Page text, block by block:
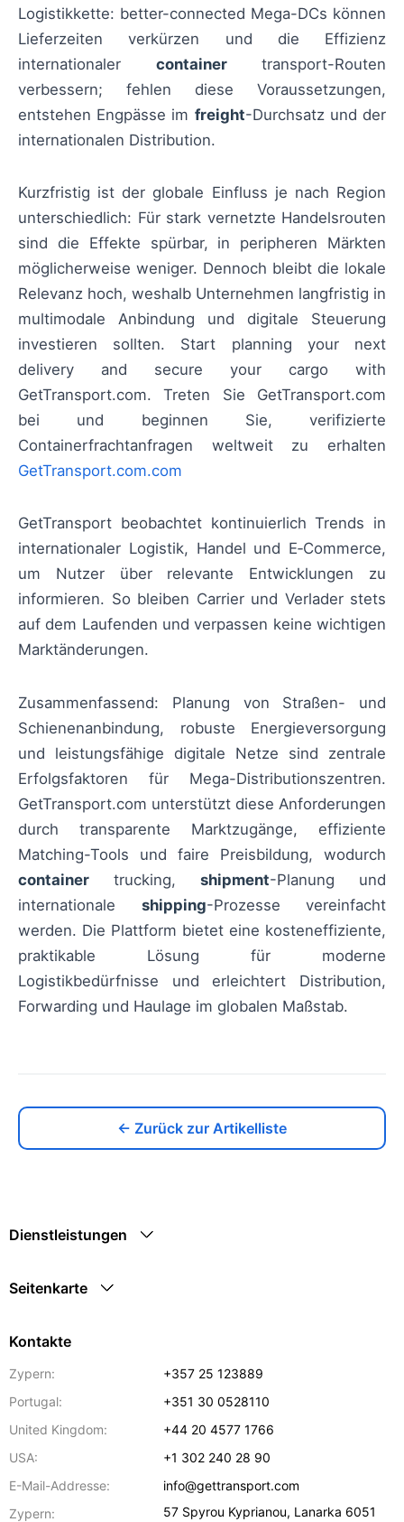
Logistikkette: better-connected Mega-DCs können
Lieferzeiten verkürzen und die Effizienz
internationaler containertransport-Routen
verbessern; fehlen diese Voraussetzungen,
entstehen Engpässe im freight-Durchsatz und der
internationalen Distribution.
Kurzfristig ist der globale Einfluss je nach Region
unterschiedlich: Für stark vernetzte Handelsrouten
sind die Effekte spürbar, in peripheren Märkten
möglicherweise weniger. Dennoch bleibt die lokale
Relevanz hoch, weshalb Unternehmen langfristig in
multimodale Anbindung und digitale Steuerung
investieren sollten. Start planning your next
delivery and secure your cargo with
GetTransport.com. Treten Sie GetTransport.com
bei und beginnen Sie, verifizierte
Containerfrachtanfragen weltweit zu erhalten
GetTransport.com.com
GetTransport beobachtet kontinuierlich Trends in
internationaler Logistik, Handel und E‑Commerce,
um Nutzer über relevante Entwicklungen zu
informieren. So bleiben Carrier und Verlader stets
auf dem Laufenden und verpassen keine wichtigen
Marktänderungen.
Zusammenfassend: Planung von Straßen- und
Schienenanbindung, robuste Energieversorgung
und leistungsfähige digitale Netze sind zentrale
Erfolgsfaktoren für Mega-Distributionszentren.
GetTransport.com unterstützt diese Anforderungen
durch transparente Marktzugänge, effiziente
Matching-Tools und faire Preisbildung, wodurch
container trucking, shipment-Planung und
internationale shipping-Prozesse vereinfacht
werden. Die Plattform bietet eine kosteneffiziente,
praktikable Lösung für moderne
Logistikbedürfnisse und erleichtert Distribution,
Forwarding und Haulage im globalen Maßstab.
← Zurück zur Artikelliste
Dienstleistungen
Seitenkarte
Kontakte
Zypern:
+357 25 123889
Portugal:
+351 30 0528110
United Kingdom:
+44 20 4577 1766
USA:
+1 302 240 28 90
E-Mail-Addresse:
info@gettransport.com
Zypern:
57 Spyrou Kyprianou, Lanarka 6051